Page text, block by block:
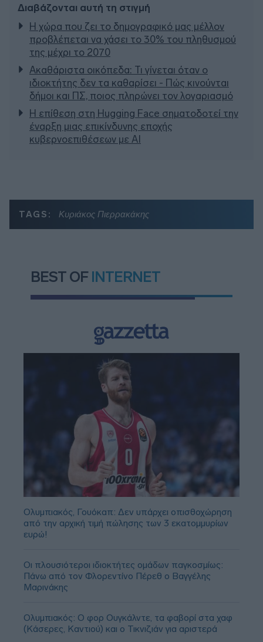
Διαβάζονται αυτή τη στιγμή
Η χώρα που ζει το δημογραφικό μας μέλλον
προβλέπεται να χάσει το 30% του πληθυσμού
της μέχρι το 2070
Ακαθάριστα οικόπεδα: Τι γίνεται όταν ο
ιδιοκτήτης δεν τα καθαρίσει - Πώς κινούνται
δήμοι και ΠΣ, ποιος πληρώνει τον λογαριασμό
Η επίθεση στη Hugging Face σηματοδοτεί την
έναρξη μιας επικίνδυνης εποχής
κυβερνοεπιθέσεων με AI
TAGS: Κυριάκος Πιερρακάκης
BEST OF INTERNET
Ολυμπιακός, Γουόκαπ: Δεν υπάρχει οπισθοχώρηση
από την αρχική τιμή πώλησης των 3 εκατομμυρίων
ευρώ!
Οι πλουσιότεροι ιδιοκτήτες ομάδων παγκοσμίως:
Πάνω από τον Φλορεντίνο Πέρεθ ο Βαγγέλης
Μαρινάκης
Ολυμπιακός: Ο φορ Ουγκάλντε, τα φαβορί στα χαφ
(Κάσερες, Καντιού) και ο Τικνιζιάν για αριστερά